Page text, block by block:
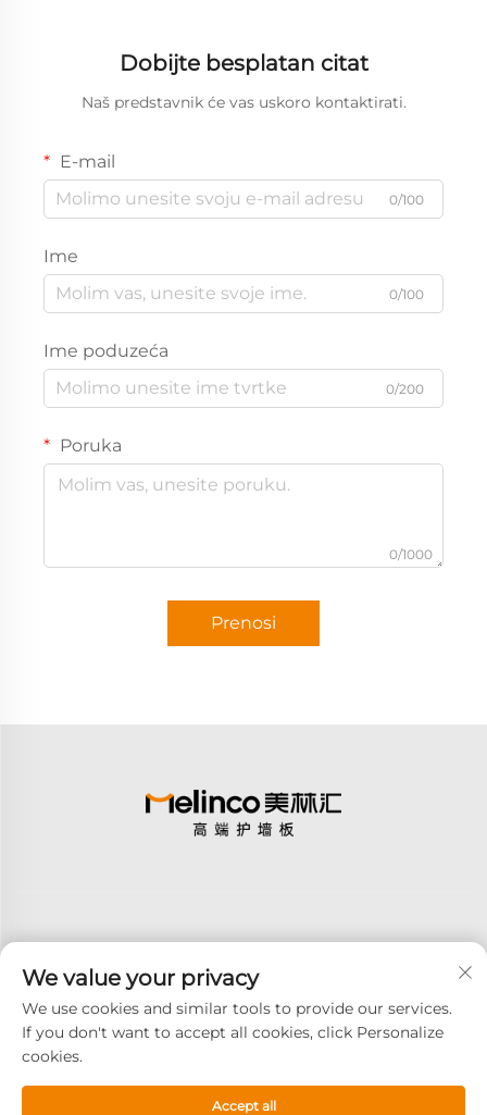
Dobijte besplatan citat
Naš predstavnik će vas uskoro kontaktirati.
E-mail
0/100
Ime
0/100
Ime poduzeća
0/200
Poruka
0/1000
Prenosi
Pretplati se
redu, rezervirano. -
Politika privatnosti
We value your privacy
We use cookies and similar tools to provide our services.
If you don't want to accept all cookies, click Personalize
cookies.
Accept all